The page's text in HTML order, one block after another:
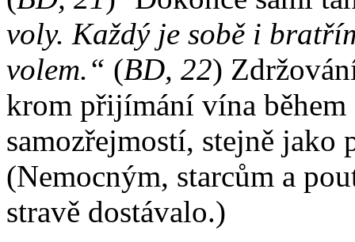
voly. Každý je sobě i
volem.“ (BD, 22)
krom přijímání vína
samozřejmostí, stejně jako
(Nemocným, starcům a
stravě dostávalo.)